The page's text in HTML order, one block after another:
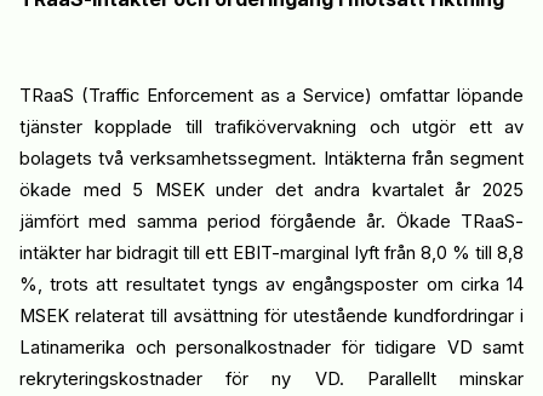
TRaaS (Traffic Enforcementas a Service)omfattar löpande
tjänster kopplade till trafikövervakning och utgör ett av
bolagets två verksamhetssegment. Intäkterna från segment
ökade med 5 MSEKunder detandra kvartalet år 2025
jämfört med samma period förgående år. Ökade TRaaS-
intäkter har bidragit till ett EBIT-marginal lyft från 8,0 % till 8,8
%, trotsatt resultatet tyngs avengångsposter om cirka 14
MSEK relaterat till avsättning för utestående kundfordringar i
Latinamerika och personalkostnader för tidigare VD samt
rekryteringskostnader för ny VD. Parallellt minskar